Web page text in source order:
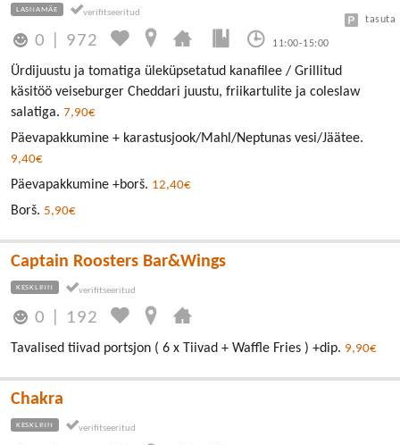
LASNAMÄE
0 972 11:00-15:00
tasuta
Ürdijuustu ja tomatiga üleküpsetatud kanafilee / Grillitud
käsitöö veiseburger Cheddari juustu, friikartulite ja coleslaw
salatiga. 7,90€
Päevapakkumine + karastusjook/Mahl/Neptunas vesi/Jäätee.
9,40€
Päevapakkumine +borš. 12,40€
Borš. 5,90€
Captain Roosters Bar&Wings
KESKLINN
0 192
Tavalised tiivad portsjon ( 6 x Tiivad + Waffle Fries ) +dip. 9,90€
Chakra
KESKLINN